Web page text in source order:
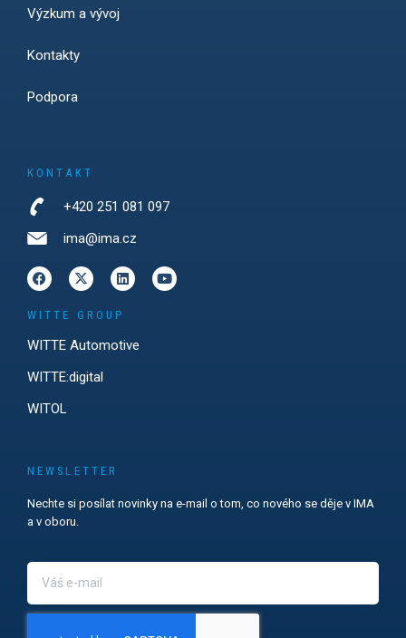
Výzkum a vývoj
Kontakty
Podpora
KONTAKT
+420 251 081 097
ima@ima.cz
WITTE GROUP
WITTE Automotive
WITTE:digital
WITOL
NEWSLETTER
Nechte si posílat novinky na e-mail o tom, co nového se děje v IMA
a v oboru.